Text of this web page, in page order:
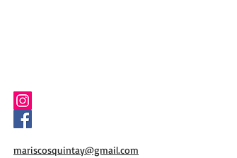
mariscosquintay@gmail.com